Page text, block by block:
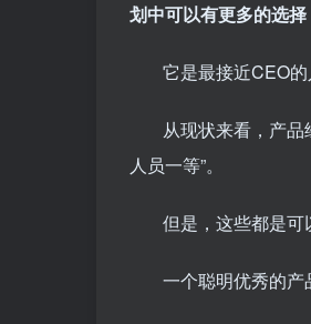
划中可以有更多的选择
它是最接近CEO
从现状来看，产品
人员一等”。
但是，这些都是
一个聪明优秀的